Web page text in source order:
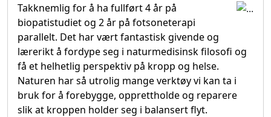
Takknemlig for å ha fullført 4 år på
biopatistudiet og 2 år på fotsoneterapi
parallelt. Det har vært fantastisk givende og
lærerikt å fordype seg i naturmedisinsk filosofi og
få et helhetlig perspektiv på kropp og helse.
Naturen har så utrolig mange verktøy vi kan ta i
bruk for å forebygge, opprettholde og reparere
slik at kroppen holder seg i balansert flyt.